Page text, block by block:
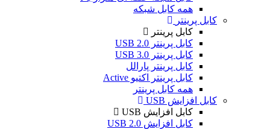
همه کابل شبکه
کابل پرینتر
کابل پرینتر
کابل پرینتر USB 2.0
کابل پرینتر USB 3.0
کابل پرینتر پارالل
کابل پرینتر اکتیو Active
همه کابل پرینتر
کابل افزایش USB
کابل افزایش USB
کابل افزایش USB 2.0